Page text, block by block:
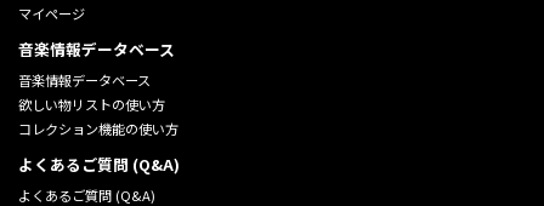
マイページ
音楽情報データベース
音楽情報データベース
欲しい物リストの使い方
コレクション機能の使い方
よくあるご質問 (Q&A)
よくあるご質問 (Q&A)